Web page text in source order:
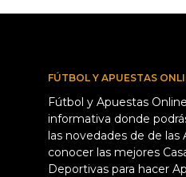
FÚTBOL Y APUESTAS
Fútbol y Apuestas
informativa donde
las novedades de de las
conocer las mejores
Deportivas para hacer